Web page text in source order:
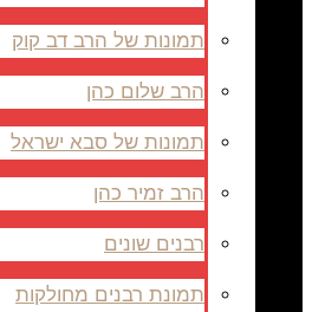
תמונות של הרב דב קוק
הרב שלום כהן
תמונות של סבא ישראל
הרב זמיר כהן
רבנים שונים
תמונת רבנים מחולקות